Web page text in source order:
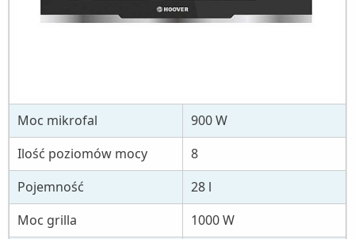
Moc mikrofal
900 W
Ilość poziomów mocy
8
Pojemność
28 l
Moc grilla
1000 W